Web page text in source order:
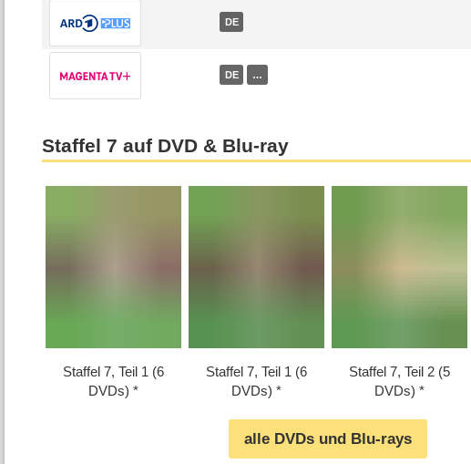
DE
DE …
Staffel 7 auf DVD & Blu-ray
Staffel 7, Teil 1 (6
DVDs)
Staffel 7, Teil 1 (6
DVDs)
Staffel 7, Teil 2 (5
DVDs)
alle DVDs und Blu-rays